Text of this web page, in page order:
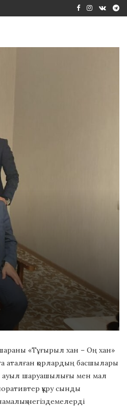
«Тұғырыл хан – Оң хан»
аталған қорлардың басшылары
ауыл шаруашылығы мен мал
құру сынды
негіздемелерді